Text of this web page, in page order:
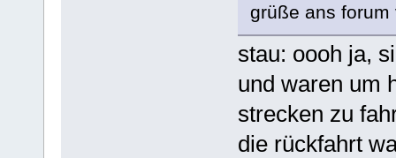
grüße ans
stau: oooh ja,
und waren um
strecken zu
die rückfahrt